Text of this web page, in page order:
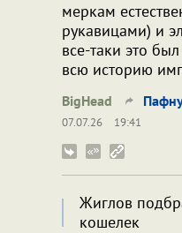
меркам
рукавицами) и
все-таки это
всю историю
BigHead
07.07.26
19:41
Жиглов
кошелек